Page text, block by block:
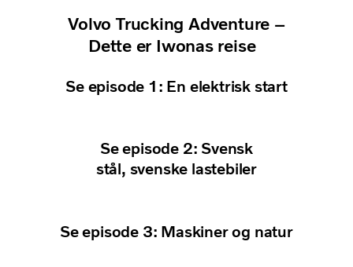
Volvo Trucking Adventure –
Dette er Iwonas reise
Se episode 1: En elektrisk start
Se episode 2: Svensk
stål, svenske lastebiler
Se episode 3: Maskiner og natur